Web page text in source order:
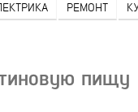
РЕМОНТ
пищу